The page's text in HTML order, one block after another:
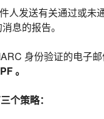
人发送有关通过或未
息的报告。
身份验证的电子
。
个策略：